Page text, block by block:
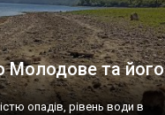
Молодове та його
опадів, рівень води в